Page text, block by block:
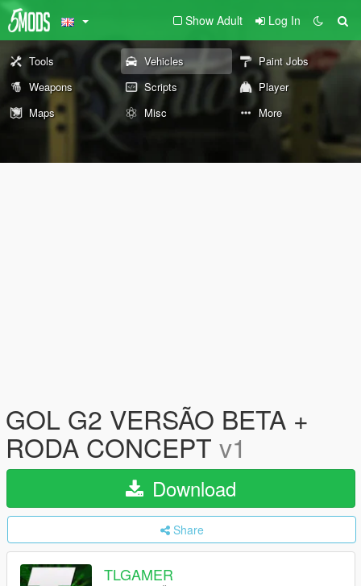
Show Adult Log In
Tools Vehicles
Paint Jobs
Weapons
Scripts
Player
Maps
Misc More
GOL G2 VERSÃO BETA +
RODA CONCEPT v1
Download
Share
TLGAMER